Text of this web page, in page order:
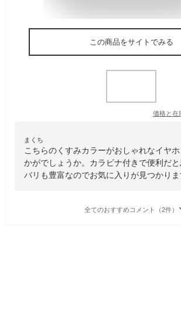
この商品をサイトでみる
価格と在
まくち
こちらのくすみカラーがおしゃれなイヤ
かがでしょうか。カラビナ付きで便利だ
バリも豊富なのでお気に入りが見つかりま
全てのおすすめコメント（2件）